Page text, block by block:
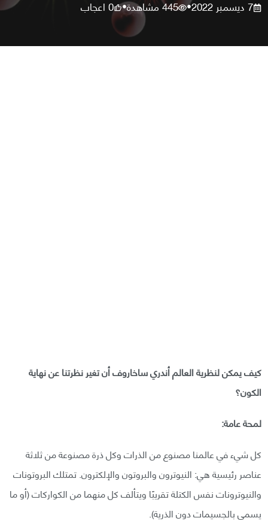
7 ديسمبر 2022 •
445مشاهدة•
0اعجاب
كيف يمكن لنظرية العالم أندري ساخاروف أن تغير نظرتنا عن نهاية
الكون؟
لمحة عامة:
كل شيء في عالمنا مصنوع من الذرات وكل ذرة مصنوعة من ثلاثة
عناصر رئيسية هي: النيوترون والبروتون والإلكترون. تمتلك البروتونات
والنيوترونات نفس الكتلة تقريبًا ويتألف كل منهما من الكواركات (أو ما
يسمى بالجسيمات دون الذرية).